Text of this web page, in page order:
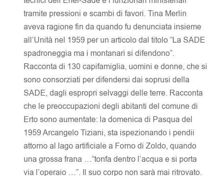
tramite pressioni e scambi di favori. Tina Merlin
aveva ragione fin da quando fu denunciata insieme
all’Unità nel 1959 per un articolo dal titolo “La SADE
spadroneggia ma i montanari si difendono”.
Racconta di 130 capifamiglia, uomini e donne, che si
sono consorziati per difendersi dai soprusi della
SADE, dagli espropri selvaggi delle terre. Racconta
che le preoccupazioni degli abitanti del comune di
Erto sono aumentate: la domenica di Pasqua del
1959 Arcangelo Tiziani, sta ispezionando i pendii
attorno al lago artificiale a Forno di Zoldo, quando
una grossa frana …“tonfa dentro l’acqua e si porta
via l’operaio …”. Il suo corpo non sarà mai ritrovato.